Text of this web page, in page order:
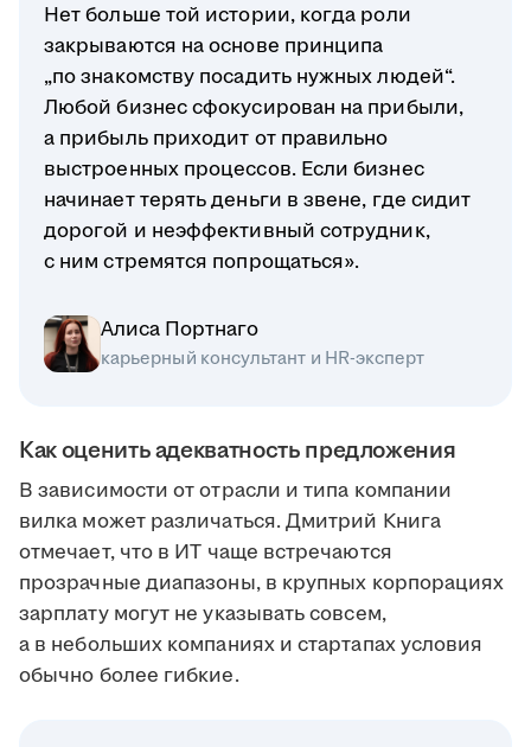
Нет больше той истории, когда роли
закрываются на основе принципа
„по знакомству посадить нужных людей“.
Любой бизнес сфокусирован на прибыли,
а прибыль приходит от правильно
выстроенных процессов. Если бизнес
начинает терять деньги в звене, где сидит
дорогой и неэффективный сотрудник,
с ним стремятся попрощаться».
Алиса Портнаго
карьерный консультант и HR-эксперт
Как оценить адекватность предложения
В зависимости от отрасли и типа компании
вилка может различаться. Дмитрий Книга
отмечает, что в ИТ чаще встречаются
прозрачные диапазоны, в крупных корпорациях
зарплату могут не указывать совсем,
а в небольших компаниях и стартапах условия
обычно более гибкие.